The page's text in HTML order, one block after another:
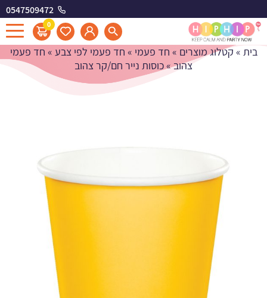
0547509472
0
כוסות נייר חם/קר צהוב
בית » קטלוג מוצרים » חד פעמי » חד פעמי לפי צבע » חד פעמי
צהוב»כוסות נייר חם/קר צהוב